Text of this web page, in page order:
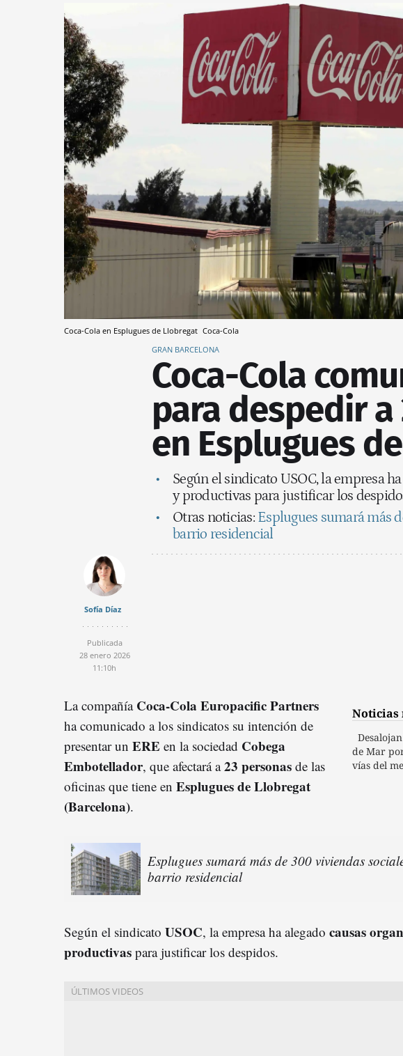
Coca-Cola en Esplugues de Llobregat Coca-Cola
GRAN BARCELONA
Coca-Cola
para despedir a
en Esplugues
Según el sindicato USOC, la empresa
y productivas para justificar los
Otras noticias: Esplugues sumará más
barrio residencial
Sofía Díaz
Publicada
28 enero 2026
11:10h
Noticias
de Mar
vías del
La compañía Coca-Cola Europacific Partners
ha comunicado a los sindicatos su intención de
presentar un ERE en la sociedad Cobega
Embotellador, que afectará a23 personas de las
oficinas que tiene en Esplugues de Llobregat
(Barcelona).
Esplugues sumará más de 300 viviendas
barrio residencial
Según el sindicato USOC, la empresa ha alegado causas
productivas para justificar los despidos.